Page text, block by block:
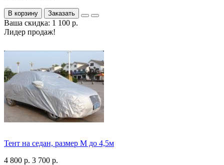
В корзину Заказать
Ваша скидка: 1 100 р.
Лидер продаж!
Тент на седан, размер М до 4,5м
4 800 р. 3 700 р.